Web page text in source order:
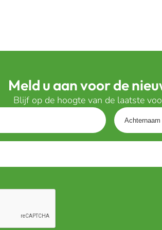
Meld u aan voor de
Blijf op de hoogte van de laatste
Achternaam